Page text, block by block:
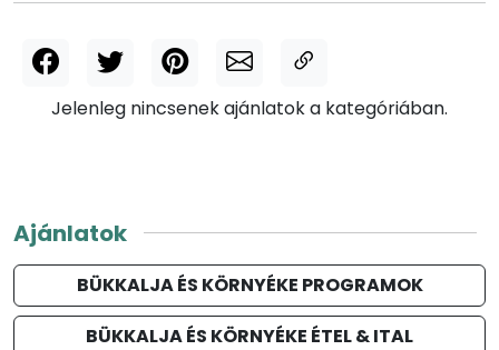
Jelenleg nincsenek ajánlatok a kategóriában.
Ajánlatok
BÜKKALJA ÉS KÖRNYÉKE PROGRAMOK
BÜKKALJA ÉS KÖRNYÉKE ÉTEL & ITAL